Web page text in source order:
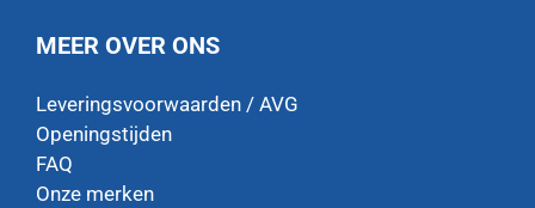
MEER OVER ONS
Leveringsvoorwaarden / AVG
Openingstijden
FAQ
Onze merken